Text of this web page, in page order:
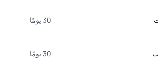
30 يومًا
30 يومًا